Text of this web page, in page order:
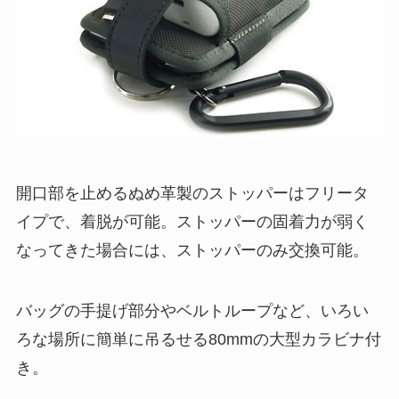
開口部を止めるぬめ革製のストッパーはフリータ
イプで、着脱が可能。ストッパーの固着力が弱く
なってきた場合には、ストッパーのみ交換可能。
バッグの手提げ部分やベルトループなど、いろい
ろな場所に簡単に吊るせる80mmの大型カラビナ付
き。